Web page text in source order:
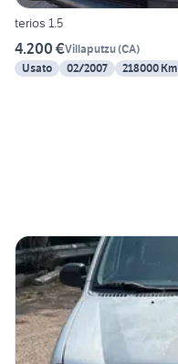
terios 1.5
4.200 €Villaputzu(CA)
Usato
02/2007 218000 Km